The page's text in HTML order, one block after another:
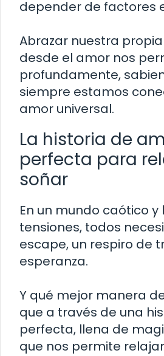
depender de factores
Abrazar nuestra
desde el amor nos
profundamente,
siempre estamos
amor universal.
La historia de
perfecta para
soñar
En un mundo caótico y
tensiones, todos
escape, un respiro de
esperanza.
Y qué mejor manera
que a través de una
perfecta, llena de
que nos permite